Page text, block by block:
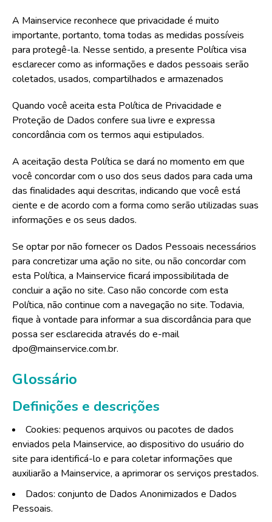
A Mainservice reconhece que privacidade é muito
importante, portanto, toma todas as medidas possíveis
para protegê-la. Nesse sentido, a presente Política visa
esclarecer como as informações e dados pessoais serão
coletados, usados, compartilhados e armazenados
Quando você aceita esta Política de Privacidade e
Proteção de Dados confere sua livre e expressa
concordância com os termos aqui estipulados.
A aceitação desta Política se dará no momento em que
você concordar com o uso dos seus dados para cada uma
das finalidades aqui descritas, indicando que você está
ciente e de acordo com a forma como serão utilizadas suas
informações e os seus dados.
Se optar por não fornecer os Dados Pessoais necessários
para concretizar uma ação no site, ou não concordar com
esta Política, a Mainservice ficará impossibilitada de
concluir a ação no site. Caso não concorde com esta
Política, não continue com a navegação no site. Todavia,
fique à vontade para informar a sua discordância para que
possa ser esclarecida através do e-mail
dpo@mainservice.com.br.
Glossário
Definições e descrições
Cookies: pequenos arquivos ou pacotes de dados
enviados pela Mainservice, ao dispositivo do usuário do
site para identificá-lo e para coletar informações que
auxiliarão a Mainservice, a aprimorar os serviços prestados.
Dados: conjunto de Dados Anonimizados e Dados
Pessoais.